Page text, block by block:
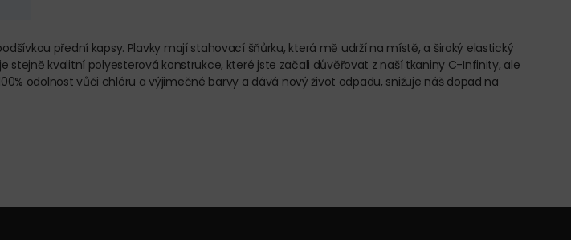
přední kapsy. Plavky mají stahovací šňůrku, která mě udrží na místě, a široký elastický
stejně kvalitní polyesterová konstrukce, které jste začali důvěřovat z naší tkaniny C-Infinity, ale
odolnost vůči chlóru a výjimečné barvy a dává nový život odpadu, snižuje náš dopad na